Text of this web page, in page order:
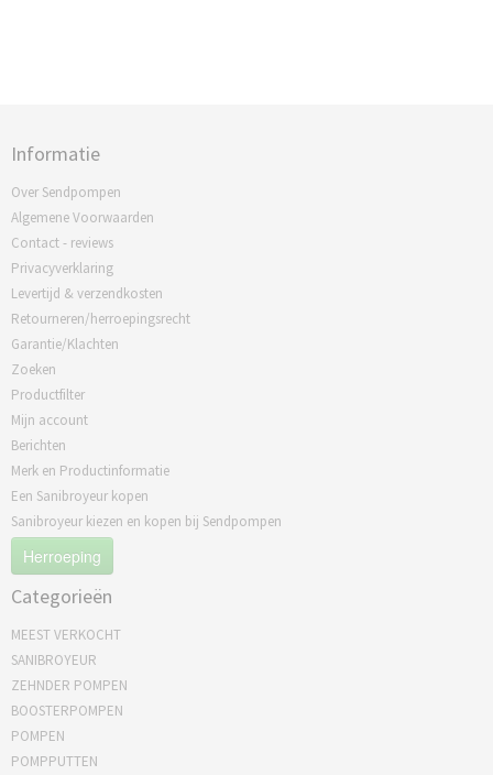
Informatie
Over Sendpompen
Algemene Voorwaarden
Contact - reviews
Privacyverklaring
Levertijd & verzendkosten
Retourneren/herroepingsrecht
Garantie/Klachten
Zoeken
Productfilter
Mijn account
Berichten
Merk en Productinformatie
Een Sanibroyeur kopen
Sanibroyeur kiezen en kopen bij Sendpompen
Herroeping
Categorieën
MEEST VERKOCHT
SANIBROYEUR
ZEHNDER POMPEN
BOOSTERPOMPEN
POMPEN
POMPPUTTEN